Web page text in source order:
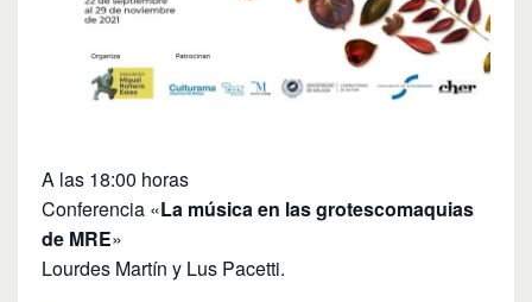
A las 18:00 horas
Conferencia «La música en las grotescomaquias
de MRE»
Lourdes Martín y Lus Pacetti.